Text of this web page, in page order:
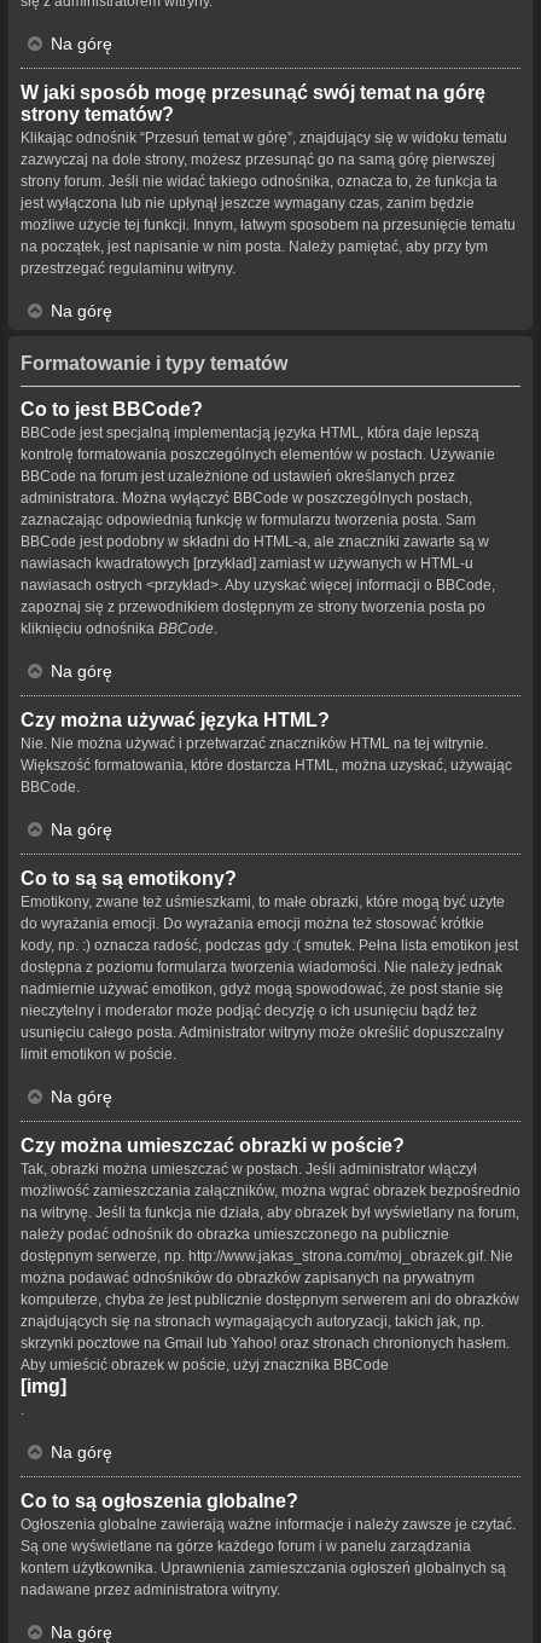
Na górę
W jaki sposób mogę przesunąć swój temat na górę
strony tematów?
Klikając odnośnik “Przesuń temat w górę”, znajdujący się w widoku tematu
zazwyczaj na dole strony, możesz przesunąć go na samą górę pierwszej
strony forum. Jeśli nie widać takiego odnośnika, oznacza to, że funkcja ta
jest wyłączona lub nie upłynął jeszcze wymagany czas, zanim będzie
możliwe użycie tej funkcji. Innym, łatwym sposobem na przesunięcie tematu
na początek, jest napisanie w nim posta. Należy pamiętać, aby przy tym
przestrzegać regulaminu witryny.
Na górę
Formatowanie i typy tematów
Co to jest BBCode?
BBCode jest specjalną implementacją języka HTML, która daje lepszą
kontrolę formatowania poszczególnych elementów w postach. Używanie
BBCode na forum jest uzależnione od ustawień określanych przez
administratora. Można wyłączyć BBCode w poszczególnych postach,
zaznaczając odpowiednią funkcję w formularzu tworzenia posta. Sam
BBCode jest podobny w składni do HTML-a, ale znaczniki zawarte są w
nawiasach kwadratowych [przykład] zamiast w używanych w HTML-u
nawiasach ostrych <przykład>. Aby uzyskać więcej informacji o BBCode,
zapoznaj się z przewodnikiem dostępnym ze strony tworzenia posta po
kliknięciu odnośnika BBCode
Na górę
Czy można używać języka HTML?
Nie. Nie można używać i przetwarzać znaczników HTML na tej witrynie.
Większość formatowania, które dostarcza HTML, można uzyskać, używając
BBCode.
Na górę
Co to są są emotikony?
Emotikony, zwane też uśmieszkami, to małe obrazki, które mogą być użyte
do wyrażania emocji. Do wyrażania emocji można też stosować krótkie
kody, np. :) oznacza radość, podczas gdy :( smutek. Pełna lista emotikon jest
dostępna z poziomu formularza tworzenia wiadomości. Nie należy jednak
nadmiernie używać emotikon, gdyż mogą spowodować, że post stanie się
nieczytelny i moderator może podjąć decyzję o ich usunięciu bądź też
usunięciu całego posta. Administrator witryny może określić dopuszczalny
limit emotikon w poście.
Na górę
Czy można umieszczać obrazki w poście?
Tak, obrazki można umieszczać w postach. Jeśli administrator włączył
możliwość zamieszczania załączników, można wgrać obrazek bezpośrednio
na witrynę. Jeśli ta funkcja nie działa, aby obrazek był wyświetlany na forum,
należy podać odnośnik do obrazka umieszczonego na publicznie
dostępnym serwerze, np. http://www.jakas_strona.com/moj_obrazek.gif. Nie
można podawać odnośników do obrazków zapisanych na prywatnym
komputerze, chyba że jest publicznie dostępnym serwerem ani do obrazków
znajdujących się na stronach wymagających autoryzacji, takich jak, np.
skrzynki pocztowe na Gmail lub Yahoo! oraz stronach chronionych hasłem.
Aby umieścić obrazek w poście, użyj znacznika BBCode
[img]
Na górę
Co to są ogłoszenia globalne?
Ogłoszenia globalne zawierają ważne informacje i należy zawsze je czytać.
Są one wyświetlane na górze każdego forum i w panelu zarządzania
kontem użytkownika. Uprawnienia zamieszczania ogłoszeń globalnych są
nadawane przez administratora witryny.
Na górę